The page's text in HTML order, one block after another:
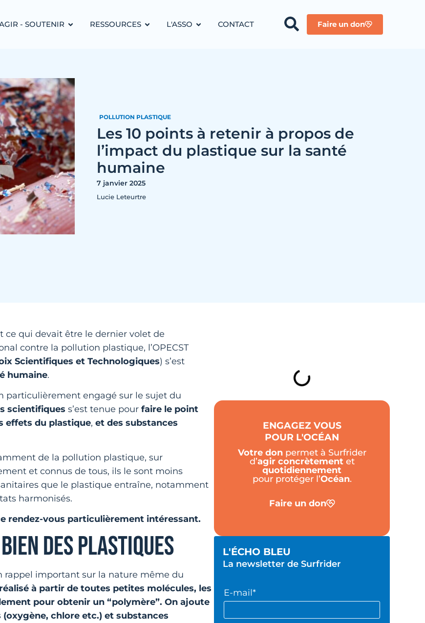
- SOUTENIR RESSOURCES L'ASSO CONTACT Faire un don
POLLUTION PLASTIQUE
Les 10 points à retenir à propos de
l’impact du plastique sur la santé
humaine
7 janvier 2025
Lucie Leteurtre
ce qui devait être le dernier volet de
contre la pollution plastique, l’OPECST
Scientifiques et Technologiques) s’est
humaine.
particulièrement engagé sur le sujet du
scientifiques s’est tenue pour faire le point
effets du plastique, et des substances
de la pollution plastique, sur
et connus de tous, ils le sont moins
que le plastique entraîne, notamment
harmonisés.
rendez-vous particulièrement intéressant.
DES PLASTIQUES
rappel important sur la nature même du
à partir de toutes petites molécules, les
pour obtenir un “polymère”. On ajoute
chlore etc.) et substances
ENGAGEZ VOUS
POUR L'OCÉAN
Votre donpermet à Surfrider
d’agir concrètementet
quotidiennement
pour protéger l’Océan.
Faire un don
L'ÉCHO BLEU
La newsletter de Surfrider
E-mail*